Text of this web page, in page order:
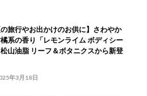
の旅行やお出かけのお供に】さわやか
系の香り「レモンライム ボディシー
松山油脂 リーフ＆ボタニクスから新登
年3月18日